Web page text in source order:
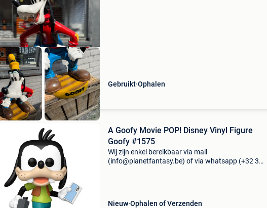
Gebruikt Ophalen
A Goofy Movie POP! Disney Vinyl Figure
Goofy #1575
Wij zijn enkel bereikbaar via mail
(info@planetfantasy.be) of via whatsapp (+32 3
Nieuw Ophalen of Verzenden